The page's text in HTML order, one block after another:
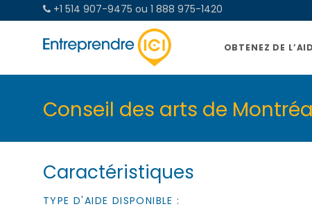
+1 514 907-9475 ou 1 888 975-1420
OBTENEZ DE
Conseil des arts de
Caractéristiques
TYPE D'AIDE DISPONIBLE :